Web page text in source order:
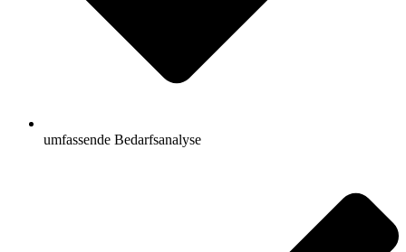
umfassende Bedarfsanalyse